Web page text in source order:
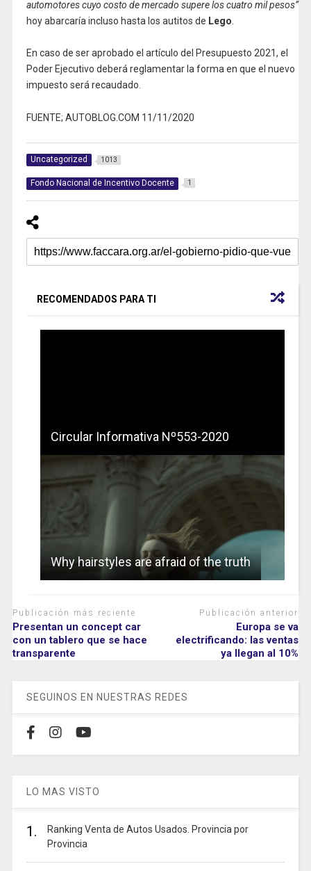
automotores cuyo costo de mercado supere los cuatro mil pesos”
hoy abarcaría incluso hasta los autitos de Lego
En caso de ser aprobado el artículo del Presupuesto 2021, el
Poder Ejecutivo deberá reglamentar la forma en que el nuevo
impuesto será recaudado.
FUENTE; AUTOBLOG.COM 11/11/2020
Uncategorized 1013
Fondo Nacional de Incentivo Docente 1
RECOMENDADOS PARA TI
Circular Informativa Nº553-2020
Why hairstyles are afraid of the truth
Publicación más reciente
Presentan un concept car
con un tablero que se hace
transparente
Publicación anterior
Europa se va
electrificando: las ventas
ya llegan al 10%
SEGUINOS EN NUESTRAS REDES
LO MAS VISTO
1.
Ranking Venta de Autos Usados. Provincia por
Provincia